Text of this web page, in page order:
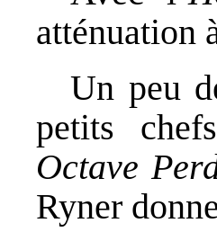
atténuation
Un peu
petits
Octave
Ryner